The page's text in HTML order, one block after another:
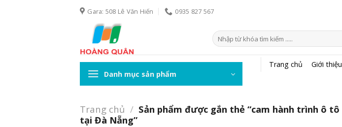
Gara: 508 Lê Văn Hiến 0935 827 567
Tìm
kiếm:
Danh mục sản phẩm
Trang chủ Giới thiệu
Trang chủ / Sản phẩm được gắn thẻ “cam hành trình ô tô
tại Đà Nẵng”